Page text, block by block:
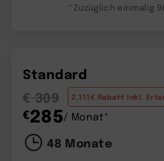
*Zuzüglich einmalig
Standard
€ 309
2.111€ Rabatt inkl.
€285/ Monat*
48 Monate